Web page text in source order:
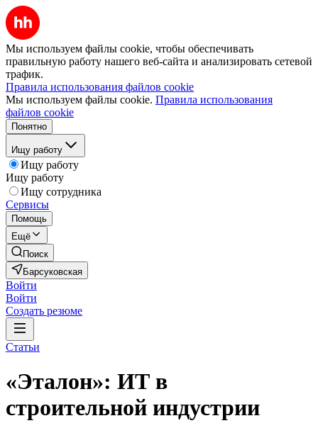
Мы используем файлы cookie, чтобы обеспечивать
правильную работу нашего веб-сайта и анализировать сетевой
трафик.
Правила использования файлов cookie
Мы используем файлы cookie. Правила использования
файлов cookie
Понятно
Ищу работу
Ищу работу
Ищу работу
Ищу сотрудника
Сервисы
Помощь
Ещё
Поиск
Барсуковская
Войти
Войти
Создать резюме
Статьи
«Эталон»: ИТ в
строительной индустрии